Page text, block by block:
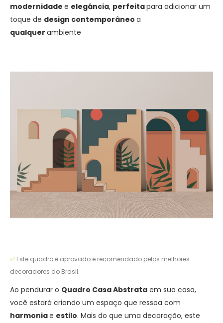
modernidade e elegância, perfeitapara adicionar um
toque de design contemporâneo a
qualquer ambiente
✅ Este quadro é aprovado e recomendado pelos melhores
decoradores do Brasil.
Ao pendurar o Quadro Casa Abstrata em sua casa,
você estará criando um espaço que ressoa com
harmoniae estilo. Mais do que uma decoração, este